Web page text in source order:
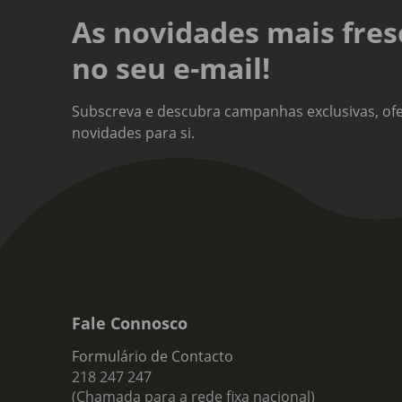
As novidades mais
no seu e-mail!
Subscreva e descubra campanhas exclusivas,
novidades para si.
Fale Connosco
Formulário de Contacto
218 247 247
(Chamada para a rede fixa nacional)